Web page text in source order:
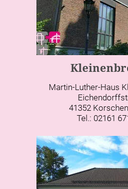
Martin-Luther-Haus
41352
Tel.: 02161